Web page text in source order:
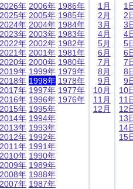
2026年
2025年
2024年
2023年
2022年
2021年
2020年
2019年
2018年
2017年
2016年
2015年
2014年
2013年
2012年
2011年
2010年
2009年
2008年
2007年
2006年
2005年
2004年
2003年
2002年
2001年
2000年
1999年
1998年
1997年
1996年
1995年
1994年
1993年
1992年
1991年
1990年
1989年
1988年
1987年
1986年
1985年
1984年
1983年
1982年
1981年
1980年
1979年
1978年
1977年
1976年
1月
2月
3月
4月
5月
6月
7月
8月
9月
10月
11月
12月
1
2
3
4
5
6
7
8
9
10
11
12
13
14
15